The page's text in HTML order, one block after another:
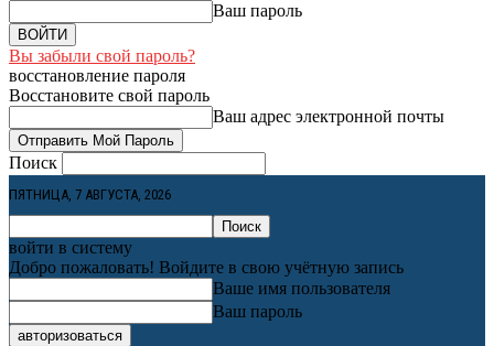
Ваш пароль
Вы забыли свой пароль?
восстановление пароля
Восстановите свой пароль
Ваш адрес электронной почты
Поиск
ПЯТНИЦА, 7 АВГУСТА, 2026
войти в систему
Добро пожаловать! Войдите в свою учётную запись
Ваше имя пользователя
Ваш пароль